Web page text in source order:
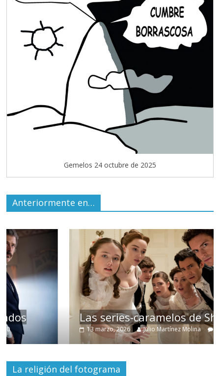
Gemelos 24 octubre de 2025
Anteriormente en…
Las series-caramelos de Shondaland
Julio Martínez Molina 0
La religión del fotograma